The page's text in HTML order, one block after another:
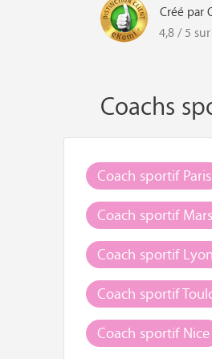
Créé par
4,8 / 5
Coachs
Coach sportif Paris
Coach sportif
Coach sportif Lyon
Coach sportif
Coach sportif Nice